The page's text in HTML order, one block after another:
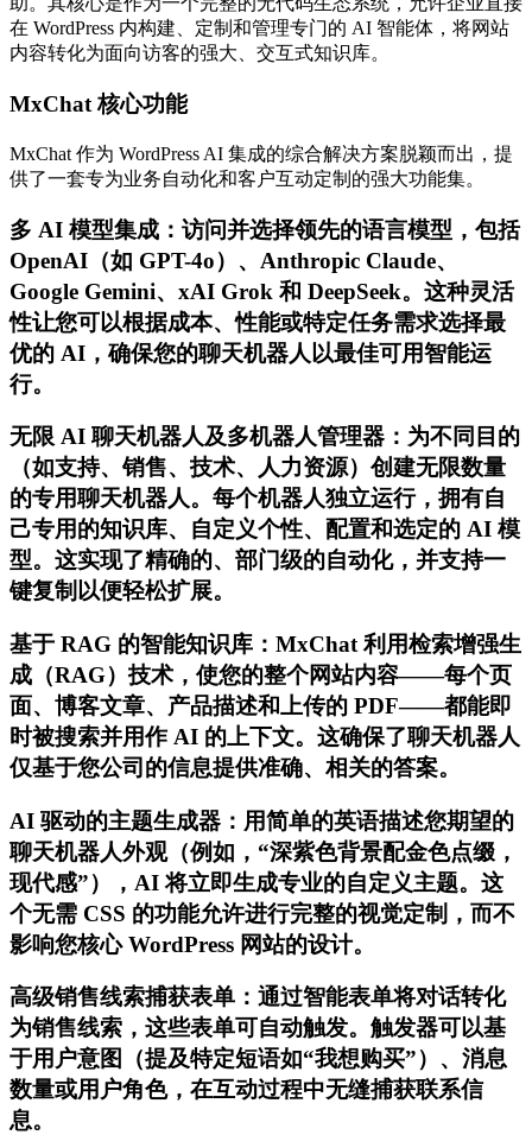
在 WordPress 内构建、定制和管理专门的 AI 智能体，将网站
内容转化为面向访客的强大、交互式知识库。
MxChat 核心功能
MxChat 作为 WordPress AI 集成的综合解决方案脱颖而出，提
供了一套专为业务自动化和客户互动定制的强大功能集。
多 AI 模型集成：访问并选择领先的语言模型，包括
OpenAI（如 GPT-4o）、Anthropic Claude、
Google Gemini、xAI Grok 和 DeepSeek。这种灵活
性让您可以根据成本、性能或特定任务需求选择最
优的 AI，确保您的聊天机器人以最佳可用智能运
行。
无限 AI 聊天机器人及多机器人管理器：为不同目的
（如支持、销售、技术、人力资源）创建无限数量
的专用聊天机器人。每个机器人独立运行，拥有自
己专用的知识库、自定义个性、配置和选定的 AI 模
型。这实现了精确的、部门级的自动化，并支持一
键复制以便轻松扩展。
基于 RAG 的智能知识库：MxChat 利用检索增强生
成（RAG）技术，使您的整个网站内容——每个页
面、博客文章、产品描述和上传的 PDF——都能即
时被搜索并用作 AI 的上下文。这确保了聊天机器人
仅基于您公司的信息提供准确、相关的答案。
AI 驱动的主题生成器：用简单的英语描述您期望的
聊天机器人外观（例如，“深紫色背景配金色点缀，
现代感”），AI 将立即生成专业的自定义主题。这
个无需 CSS 的功能允许进行完整的视觉定制，而不
影响您核心 WordPress 网站的设计。
高级销售线索捕获表单：通过智能表单将对话转化
为销售线索，这些表单可自动触发。触发器可以基
于用户意图（提及特定短语如“我想购买”）、消息
数量或用户角色，在互动过程中无缝捕获联系信
息。